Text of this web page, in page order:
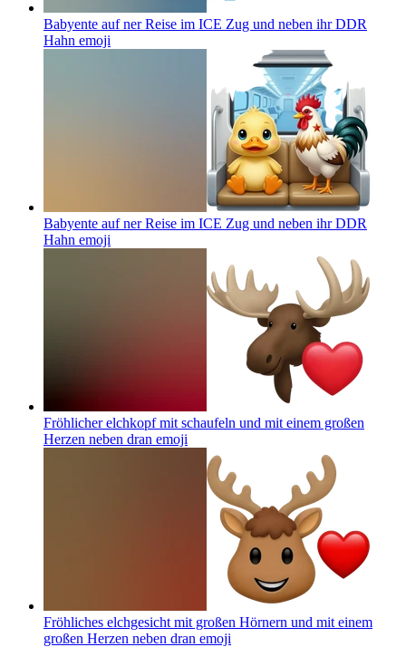
Babyente auf ner Reise im ICE Zug und neben ihr DDR
Hahn emoji
Babyente auf ner Reise im ICE Zug und neben ihr DDR
Hahn emoji
Fröhlicher elchkopf mit schaufeln und mit einem großen
Herzen neben dran emoji
Fröhliches elchgesicht mit großen Hörnern und mit einem
großen Herzen neben dran emoji